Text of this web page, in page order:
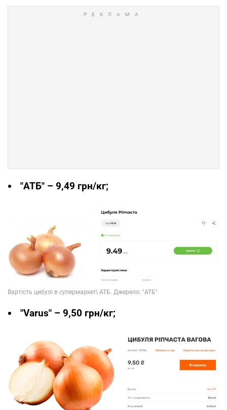
"АТБ" – 9,49 грн/кг;
"Varus" – 9,50 грн/кг;